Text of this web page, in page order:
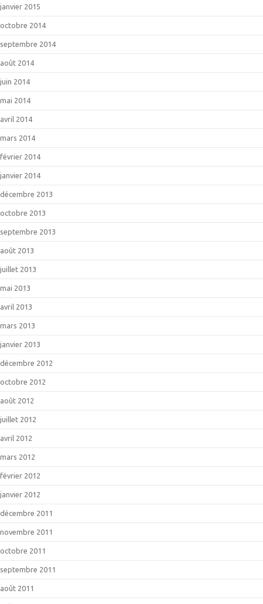
janvier 2015
octobre 2014
septembre 2014
août 2014
juin 2014
mai 2014
avril 2014
mars 2014
février 2014
janvier 2014
décembre 2013
octobre 2013
septembre 2013
août 2013
juillet 2013
mai 2013
avril 2013
mars 2013
janvier 2013
décembre 2012
octobre 2012
août 2012
juillet 2012
avril 2012
mars 2012
février 2012
janvier 2012
décembre 2011
novembre 2011
octobre 2011
septembre 2011
août 2011